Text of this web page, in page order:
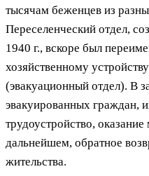
тысячам беженцев из
Переселенческий отдел,
1940 г., вскоре был
хозяйственному
(эвакуационный отдел). В
эвакуированных граждан,
трудоустройство,
дальнейшем, обратное
жительства.